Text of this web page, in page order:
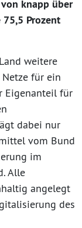
knapp über
Prozent
weitere
für ein
Eigenanteil für
dabei nur
vom Bund
im
Alle
angelegt
des